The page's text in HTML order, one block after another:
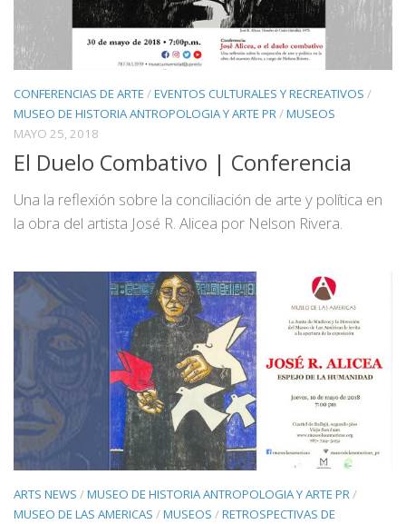
CONFERENCIAS DE ARTE /EVENTOS CULTURALES Y RECREATIVOS /
MUSEO DE HISTORIA ANTROPOLOGIA Y ARTE PR/MUSEOS
MAYO 25, 2018
El Duelo Combativo | Conferencia
Una la reflexión sobre la conciliación de arte y política en
la obra del artista José R. Alicea por Nelson Rivera.
ARTS NEWS /MUSEO DE HISTORIA ANTROPOLOGIA Y ARTE PR/
MUSEO DE LAS AMERICAS /MUSEOS /RETROSPECTIVAS DE